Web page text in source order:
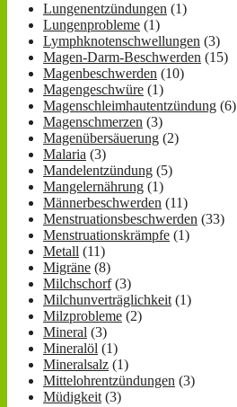
Lungenentzündungen (1)
Lungenprobleme (1)
Lymphknotenschwellungen (3)
Magen-Darm-Beschwerden (15)
Magenbeschwerden (10)
Magengeschwüre (1)
Magenschleimhautentzündung (6)
Magenschmerzen (3)
Magenübersäuerung (2)
Malaria (3)
Mandelentzündung (5)
Mangelernährung (1)
Männerbeschwerden (11)
Menstruationsbeschwerden (33)
Menstruationskrämpfe (1)
Metall (11)
Migräne (8)
Milchschorf(3)
Milchunverträglichkeit (1)
Milzprobleme (2)
Mineral (3)
Mineralöl (1)
Mineralsalz (1)
Mittelohrentzündungen (3)
Müdigkeit (3)